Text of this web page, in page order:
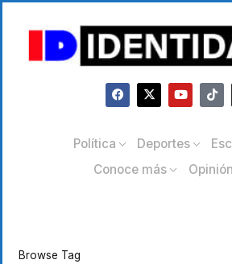
Política Deportes
Conoce más
Opinión
Browse Tag